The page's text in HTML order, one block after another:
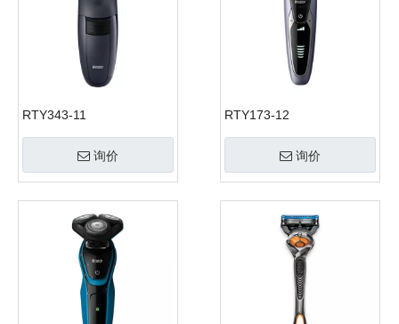
RTY343-11
询价
RTY173-12
询价